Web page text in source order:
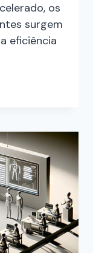
os
surgem
eficiência